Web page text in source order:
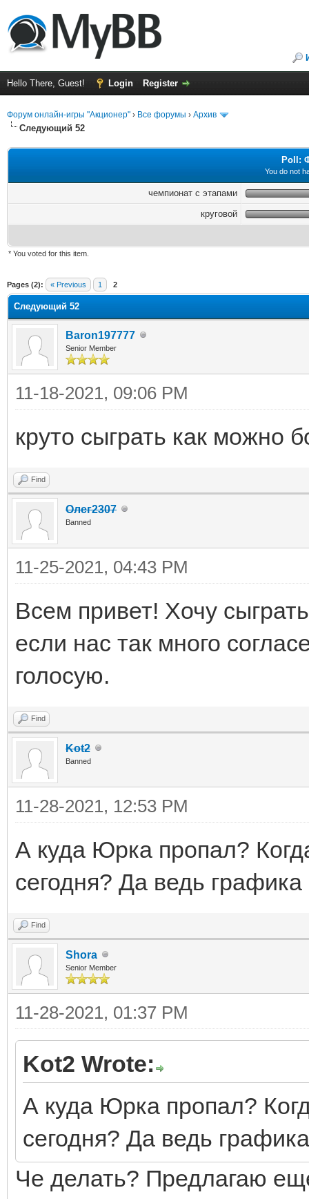
Hello There, Guest! Login Register
Форум онлайн-игры "Акционер" › Все форумы › Архив
Следующий 52
Poll:
You do not
чемпионат с этапами
круговой
* You voted for this item.
Pages (2): « Previous 1 2
Следующий 52
Baron197777
Senior Member
11-18-2021, 09:06 PM
круто сыграть как можно
Find
Олег2307
Banned
11-25-2021, 04:43 PM
Всем привет! Хочу
если нас так много
голосую.
Find
Kot2
Banned
11-28-2021, 12:53 PM
А куда Юрка пропал?
сегодня? Да ведь
Find
Shora
Senior Member
11-28-2021, 01:37 PM
Kot2 Wrote:
А куда Юрка пропал?
сегодня? Да ведь
Че делать? Предлагаю